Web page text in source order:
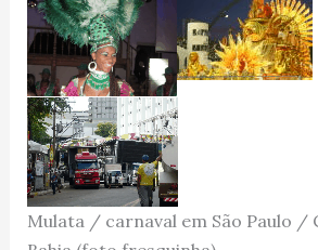
Mulata / carnaval em São Paulo /